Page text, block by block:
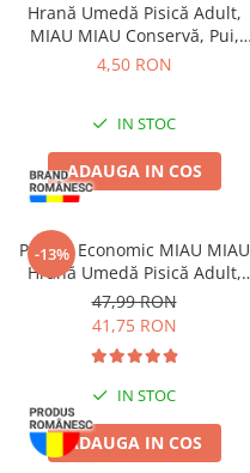
Pernuțe
Îngrijire Câini
Antiparazitare Câini
Vitamine Câini
Perii & Piepteni
Accesorii Câini
Culcușuri & Saltele Câini
Castroane și Adapatori
Cuști și Genți
Zgărzi, Lese & Hamuri
Jucării Câini
Haine Câini
Hrană Umedă Pisică Adult,
MIAU MIAU Conservă, Pui,
415g
4,50 RON
IN STOC
ADAUGA IN COS
-13%
Pachet Economic MIAU MIAU
Hrană Umedă Pisică Adult,
Somon în sos, 24x100g
47,99 RON
41,75 RON
IN STOC
ADAUGA IN COS